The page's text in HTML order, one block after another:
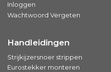
Inloggen
Wachtwoord Vergeten
Handleidingen
Strijkijzersnoer strippen
Eurostekker monteren